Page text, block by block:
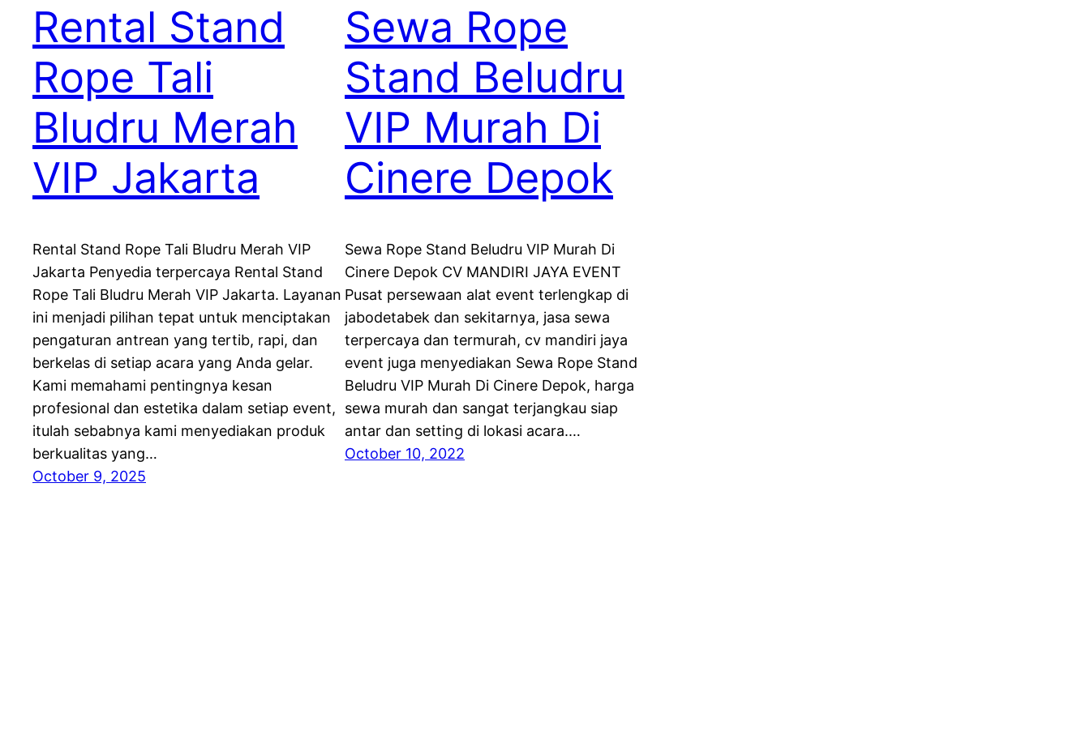
Rental Stand
Rope Tali
Bludru Merah
VIP Jakarta
Rental Stand Rope Tali Bludru Merah VIP
Jakarta Penyedia terpercaya Rental Stand
Rope Tali Bludru Merah VIP Jakarta. Layanan
ini menjadi pilihan tepat untuk menciptakan
pengaturan antrean yang tertib, rapi, dan
berkelas di setiap acara yang Anda gelar.
Kami memahami pentingnya kesan
profesional dan estetika dalam setiap event,
itulah sebabnya kami menyediakan produk
berkualitas yang…
October 9, 2025
Sewa Rope
Stand Beludru
VIP Murah Di
Cinere Depok
Sewa Rope Stand Beludru VIP Murah Di
Cinere Depok CV MANDIRI JAYA EVENT
Pusat persewaan alat event terlengkap di
jabodetabek dan sekitarnya, jasa sewa
terpercaya dan termurah, cv mandiri jaya
event juga menyediakan Sewa Rope Stand
Beludru VIP Murah Di Cinere Depok, harga
sewa murah dan sangat terjangkau siap
antar dan setting di lokasi acara.…
October 10, 2022